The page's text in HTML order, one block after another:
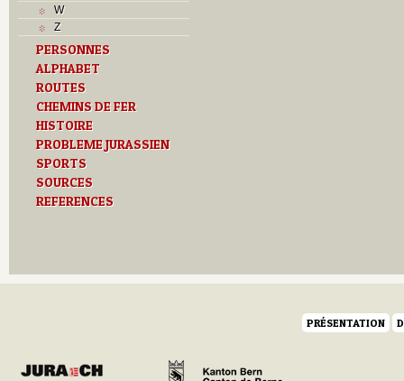
Paroisses
R
S
Sociétés locales
T
U
V
Z
W
Z
PERSONNES
ALPHABET
ROUTES
CHEMINS DE FER
HISTOIRE
PROBLEME JURASSIEN
SPORTS
SOURCES
REFERENCES
PRÉSENTATION